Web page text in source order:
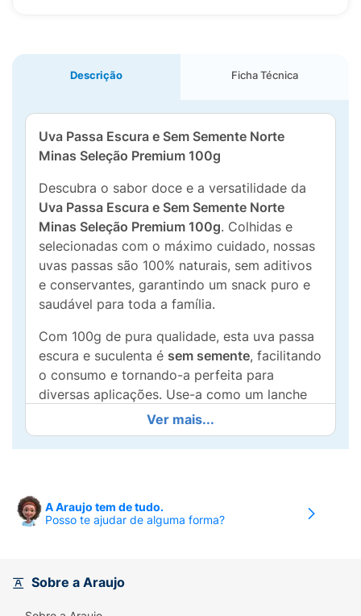
Descrição Ficha Técnica
Uva Passa Escura e Sem Semente Norte
Minas Seleção Premium 100g
Descubra o sabor doce e a versatilidade da
Uva Passa Escura e Sem Semente Norte
Minas Seleção Premium 100g. Colhidas e
selecionadas com o máximo cuidado, nossas
uvas passas são 100% naturais, sem aditivos
e conservantes, garantindo um snack puro e
saudável para toda a família.
Com 100g de pura qualidade, esta uva passa
escura e suculenta é sem semente, facilitando
o consumo e tornando-a perfeita para
diversas aplicações. Use-a como um lanche
rápido e energético entre as refeições,
adicione a cereais matinais, iogurtes, saladas,
ou incorpore em suas receitas de bolos, pães
Rica em fibras e fonte de energia, a uva passa
é uma excelente alternativa para saciar a
Seleção Premium
Ver mais...
A Araujo tem de tudo.
Posso te ajudar de alguma forma?
Sobre a Araujo